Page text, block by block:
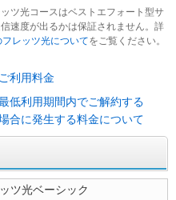
ツ光コースはベストエフォート型サ
速度が出るかは保証されません。詳
レッツ光についてをご覧ください。
ご利用料金
低利用期間内でご解約する
合に発生する料金について
ツ光ベーシック